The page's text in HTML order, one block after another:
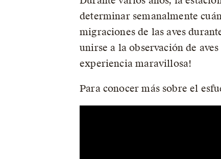
determinar semanalmente
migraciones de las aves
unirse a la observación de
experiencia maravillosa!
Para conocer más sobre el